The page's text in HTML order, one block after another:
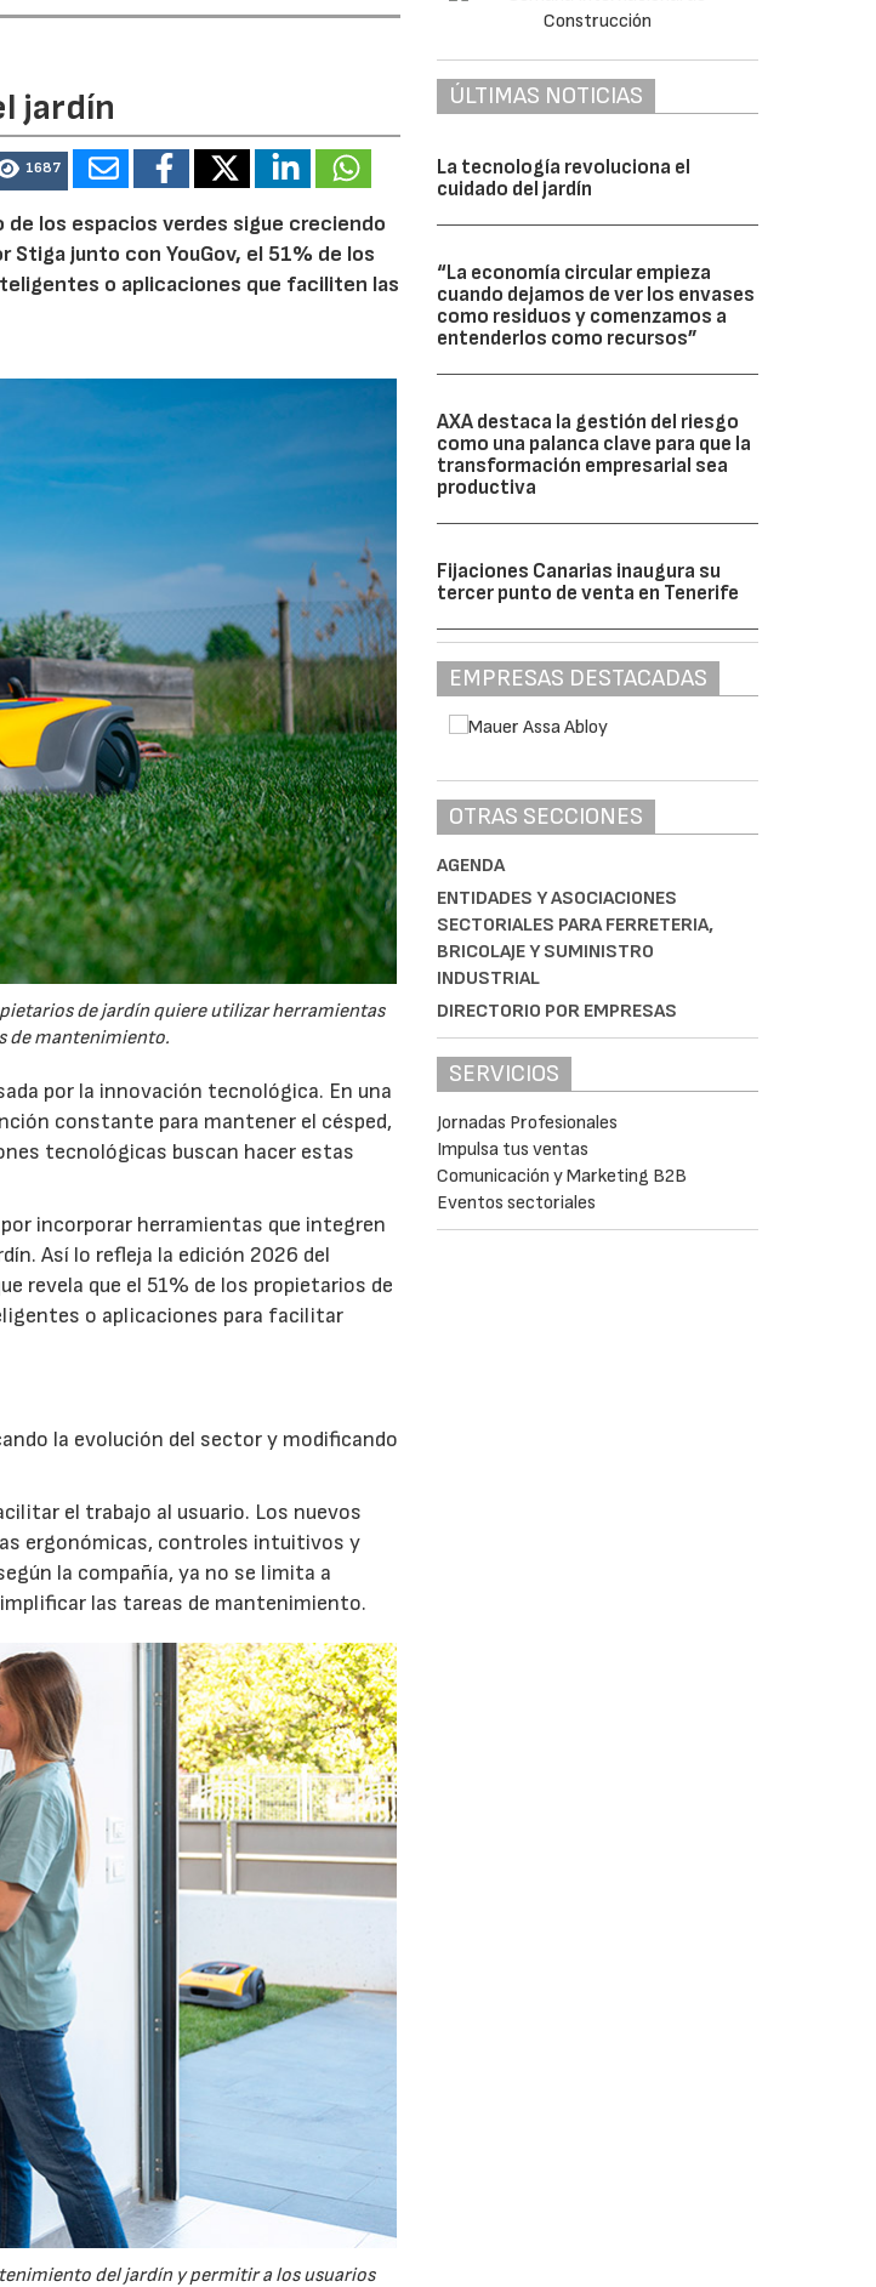
jardín
1687
los espacios verdes sigue creciendo
Stiga junto con YouGov, el 51% de los
o aplicaciones que faciliten las
de jardín quiere utilizar herramientas
de mantenimiento.
por la innovación tecnológica. En una
constante para mantener el césped,
tecnológicas buscan hacer estas
incorporar herramientas que integren
Así lo refleja la edición 2026 del
revela que el 51% de los propietarios de
o aplicaciones para facilitar
la evolución del sector y modificando
el trabajo al usuario. Los nuevos
ergonómicas, controles intuitivos y
la compañía, ya no se limita a
las tareas de mantenimiento.
del jardín y permitir a los usuarios
ÚLTIMAS NOTICIAS
La tecnología revoluciona el
cuidado del jardín
“La economía circular empieza
cuando dejamos de ver los envases
como residuos y comenzamos a
entenderlos como recursos”
AXA destaca la gestión del riesgo
como una palanca clave para que la
transformación empresarial sea
productiva
Fijaciones Canarias inaugura su
tercer punto de venta en Tenerife
EMPRESAS DESTACADAS
OTRAS SECCIONES
AGENDA
ENTIDADES Y ASOCIACIONES
SECTORIALES PARA FERRETERIA,
BRICOLAJE Y SUMINISTRO
INDUSTRIAL
DIRECTORIO POR EMPRESAS
SERVICIOS
Jornadas Profesionales
Impulsa tus ventas
Comunicación y Marketing B2B
Eventos sectoriales